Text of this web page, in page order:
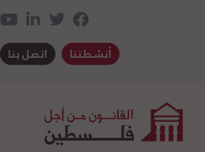
أنشطتنا اتصل بنا